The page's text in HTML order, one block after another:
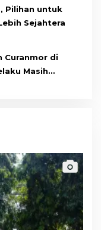
Pilihan untuk
Sejahtera
Curanmor di
Masih